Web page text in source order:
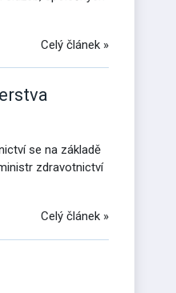
Celý článek »
se na základě
zdravotnictví
Celý článek »